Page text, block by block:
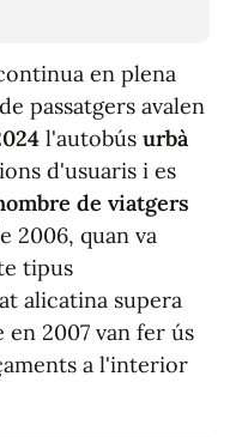
en plena
passatgers avalen
l'autobús urbà
d'usuaris i es
de viatgers
2006, quan va
tipus
alicatina supera
en 2007 van fer ús
a l'interior